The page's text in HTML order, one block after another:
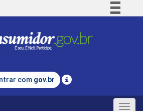
Comunica BR
Legislação
com gov.br
Toggle